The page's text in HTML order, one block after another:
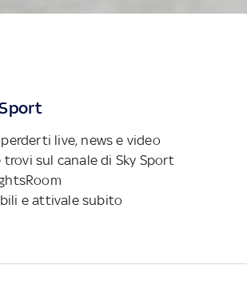
live, news e video
trovi sul canale di Sky Sport
e attivale subito